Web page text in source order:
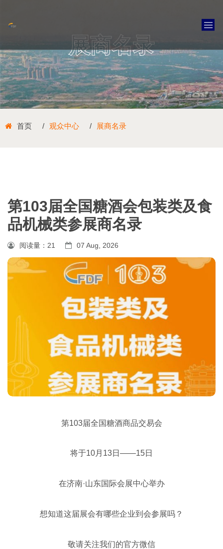
展商名录
首页 观众中心 展商名录
第103届全国糖酒会包装类及食
品机械类参展商名录
阅读量： 21 07 Aug, 2026
第103届全国糖酒商品交易会
将于10月13日——15日
在济南·山东国际会展中心举办
想知道这届展会有哪些企业到会参展吗？
敬请关注我们的官方微信